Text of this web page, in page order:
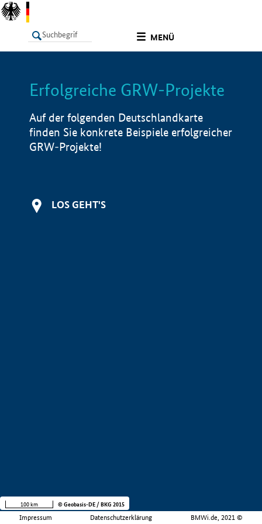
MENÜ
LISTE Info
Erfolgreiche GRW-Projekte
Auf der folgenden Deutschlandkarte
finden Sie konkrete Beispiele erfolgreicher
GRW-Projekte!
LOS GEHT'S
Impressum Datenschutzerklärung BMWi.de, 2021 ©
100 km © Geobasis-DE / BKG 2015